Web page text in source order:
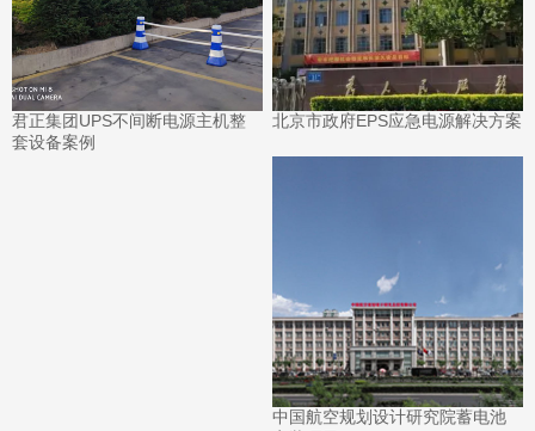
君正集团UPS不间断电源主机整
套设备案例
北京市政府EPS应急电源解决方案
中国航空规划设计研究院蓄电池